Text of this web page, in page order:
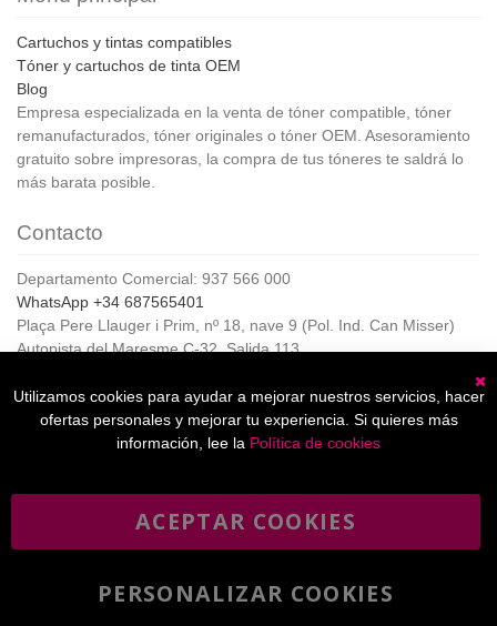
Cartuchos y tintas compatibles
Tóner y cartuchos de tinta OEM
Blog
Empresa especializada en la venta de tóner compatible, tóner
remanufacturados, tóner originales o tóner OEM. Asesoramiento
gratuito sobre impresoras, la compra de tus tóneres te saldrá lo
más barata posible.
Contacto
Departamento Comercial: 937 566 000
WhatsApp +34 687565401
Plaça Pere Llauger i Prim, nº 18, nave 9 (Pol. Ind. Can Misser)
Autopista del Maresme C-32, Salida 113
Horario de Atención al cliente:
De lunes a jueves de 8:00 a 17:00,
Viernes de 8:00 a 15:00
informativo
He leído y acepto lapolítica de privacidad
Utilizamos cookies para ayudar a mejorar nuestros servicios, hacer
ofertas personales y mejorar tu experiencia. Si quieres más
información, lee la Política de cookies
ACEPTAR COOKIES
PERSONALIZAR COOKIES